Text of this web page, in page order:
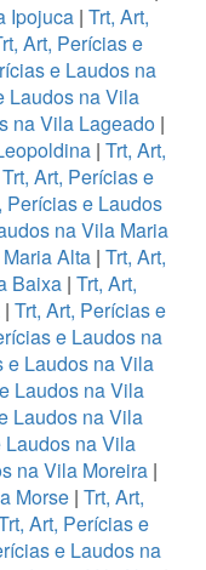
Ipojuca | Trt, Art,
Art, Perícias e
e Laudos na
Laudos na Vila
na Vila Lageado|
| Trt, Art,
Trt, Art, Perícias e
Perícias e Laudos
na Vila Maria
Alta | Trt, Art,
Baixa| Trt, Art,
| Trt, Art, Perícias e
e Laudos na
e Laudos na Vila
Laudos na Vila
Laudos na Vila
Laudos na Vila
na Vila Moreira|
Morse | Trt, Art,
Art, Perícias e
e Laudos na